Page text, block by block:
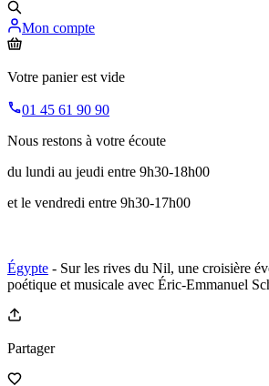
Mon compte
Votre panier est vide
01 45 61 90 90
Nous restons à votre écoute
du lundi au jeudi entre 9h30-18h00
et le vendredi entre 9h30-17h00
Égypte - Sur les rives du Nil, une croisière
poétique et musicale avec Éric-Emmanuel
Partager